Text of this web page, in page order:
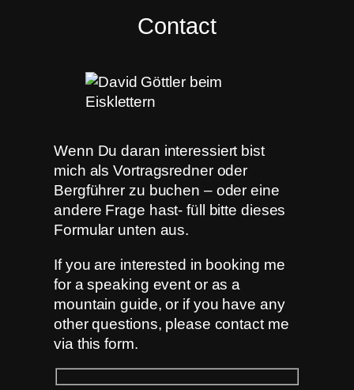
Contact
Wenn Du daran interessiert bist
mich als Vortragsredner oder
Bergführer zu buchen – oder eine
andere Frage hast- füll bitte dieses
Formular unten aus.
If you are interested in booking me
for a speaking event or as a
mountain guide, or if you have any
other questions, please contact me
via this form.